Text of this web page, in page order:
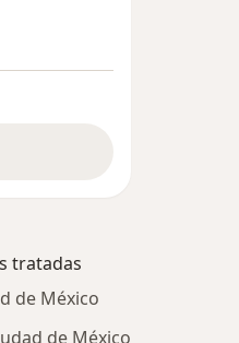
tratadas
de México
de México